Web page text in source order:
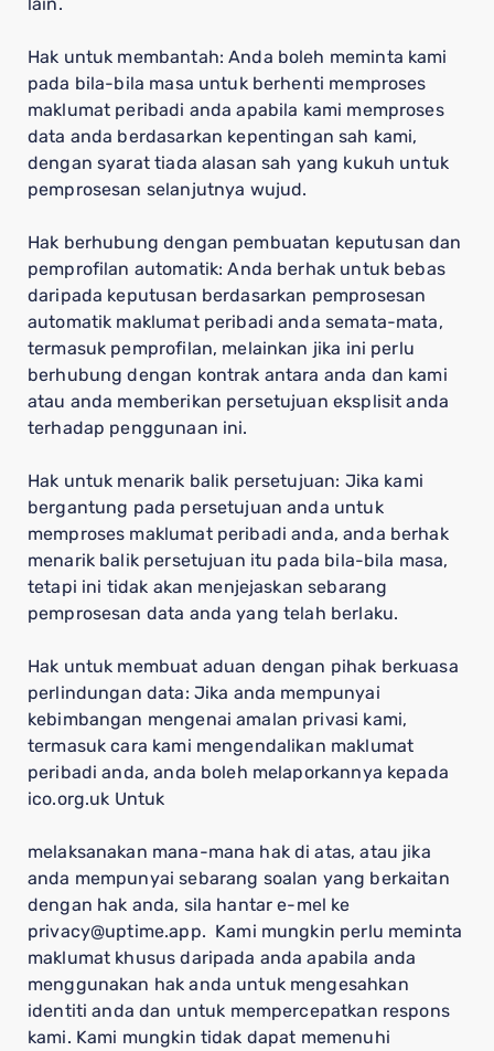
Hak untuk membantah: Anda boleh meminta kami
pada bila-bila masa untuk berhenti memproses
maklumat peribadi anda apabila kami memproses
data anda berdasarkan kepentingan sah kami,
dengan syarat tiada alasan sah yang kukuh untuk
pemprosesan selanjutnya wujud.
Hak berhubung dengan pembuatan keputusan dan
pemprofilan automatik: Anda berhak untuk bebas
daripada keputusan berdasarkan pemprosesan
automatik maklumat peribadi anda semata-mata,
termasuk pemprofilan, melainkan jika ini perlu
berhubung dengan kontrak antara anda dan kami
atau anda memberikan persetujuan eksplisit anda
terhadap penggunaan ini.
Hak untuk menarik balik persetujuan: Jika kami
bergantung pada persetujuan anda untuk
memproses maklumat peribadi anda, anda berhak
menarik balik persetujuan itu pada bila-bila masa,
tetapi ini tidak akan menjejaskan sebarang
pemprosesan data anda yang telah berlaku.
Hak untuk membuat aduan dengan pihak berkuasa
perlindungan data: Jika anda mempunyai
kebimbangan mengenai amalan privasi kami,
termasuk cara kami mengendalikan maklumat
peribadi anda, anda boleh melaporkannya kepada
ico.org.uk Untuk
melaksanakan mana-mana hak di atas, atau jika
anda mempunyai sebarang soalan yang berkaitan
dengan hak anda, sila hantar e-mel ke
privacy@uptime.app. Kami mungkin perlu meminta
maklumat khusus daripada anda apabila anda
menggunakan hak anda untuk mengesahkan
identiti anda dan untuk mempercepatkan respons
kami. Kami mungkin tidak dapat memenuhi